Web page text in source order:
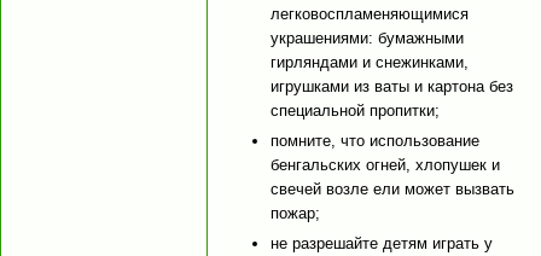
легковоспламеняющимися
украшениями: бумажными
гирляндами и снежинками,
игрушками из ваты и картона без
специальной пропитки;
помните, что использование
бенгальских огней, хлопушек и
свечей возле ели может вызвать
пожар;
не разрешайте детям играть у